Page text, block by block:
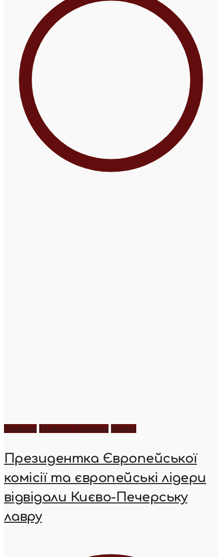
Новини Новини України Фото
Президентка Європейської
комісії та європейські лідери
відвідали Києво-Печерську
лавру